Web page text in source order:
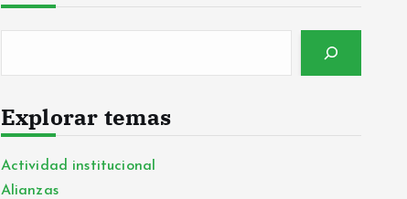
Explorar temas
Actividad institucional
Alianzas